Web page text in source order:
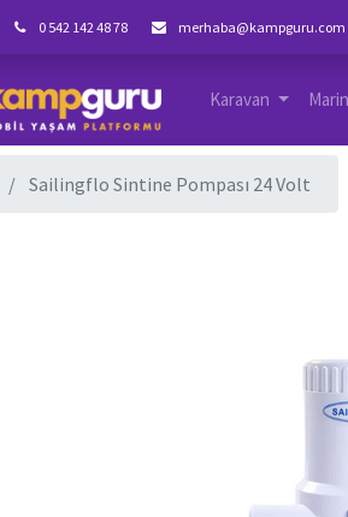
0 542 142 48 78 merhaba@kampguru.com
Karavan Marin
Sailingflo Sintine Pompası 24 Volt